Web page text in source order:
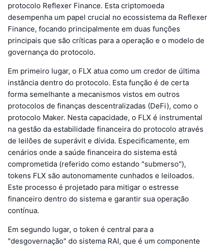
protocolo Reflexer Finance. Esta criptomoeda
desempenha um papel crucial no ecossistema da Reflexer
Finance, focando principalmente em duas funções
principais que são críticas para a operação e o modelo de
governança do protocolo.
Em primeiro lugar, o FLX atua como um credor de última
instância dentro do protocolo. Esta função é de certa
forma semelhante a mecanismos vistos em outros
protocolos de finanças descentralizadas (DeFi), como o
protocolo Maker. Nesta capacidade, o FLX é instrumental
na gestão da estabilidade financeira do protocolo através
de leilões de superávit e dívida. Especificamente, em
cenários onde a saúde financeira do sistema está
comprometida (referido como estando "submerso"),
tokens FLX são autonomamente cunhados e leiloados.
Este processo é projetado para mitigar o estresse
financeiro dentro do sistema e garantir sua operação
contínua.
Em segundo lugar, o token é central para a
"desgovernação" do sistema RAI, que é um componente